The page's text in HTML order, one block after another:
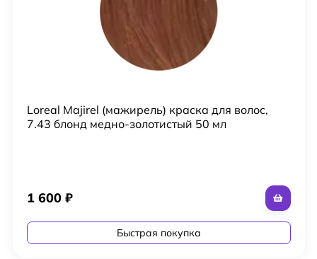
Loreal Majirel (мажирель) краска для волос,
7.43 блонд медно-золотистый 50 мл
1 600 ₽
Быстрая покупка